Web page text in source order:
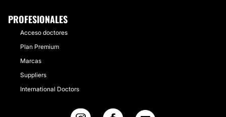
PROFESIONALES
Acceso doctores
Plan Premium
Marcas
Suppliers
International Doctors